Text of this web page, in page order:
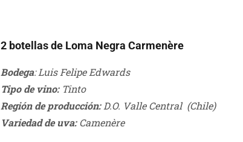
2 botellas de Loma Negra Carmenère
Bodega: Luis Felipe Edwards
Tipo de vino:Tinto
Región de producción:D.O. Valle Central (Chile)
Variedad de uva:Camenère